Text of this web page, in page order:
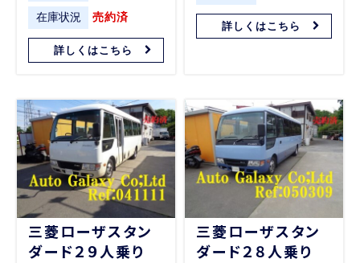
在庫状況 売約済
詳しくはこちら
詳しくはこちら
三菱ローザスタン
ダード２９人乗り
三菱ローザスタン
ダード２８人乗り